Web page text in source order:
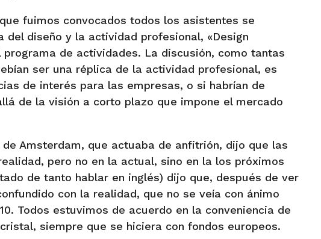
fuimos convocados todos los asistentes se
del diseño y la actividad profesional, «Design
de actividades. La discusión, como tantas
ser una réplica de la actividad profesional, es
de interés para las empresas, o si habrían de
de la visión a corto plazo que impone el mercado
Amsterdam, que actuaba de anfitrión, dijo que las
pero no en la actual, sino en la los próximos
de tanto hablar en inglés) dijo que, después de ver
con la realidad, que no se veía con ánimo
Todos estuvimos de acuerdo en la conveniencia de
siempre que se hiciera con fondos europeos.